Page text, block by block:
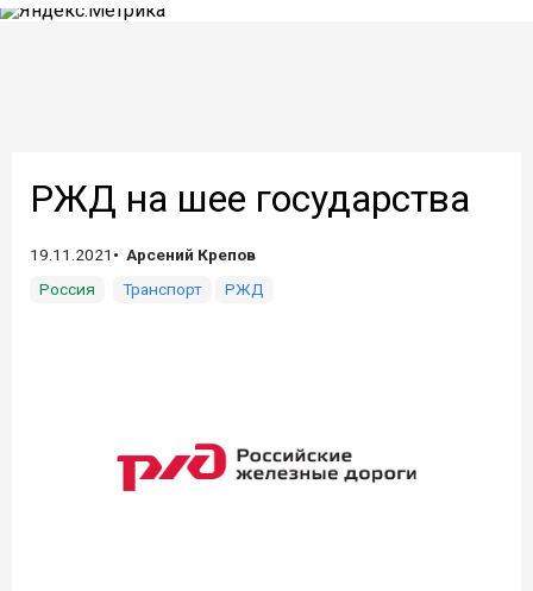
РЖД на шее государства
19.11.2021
Арсений Крепов
Россия
Транспорт РЖД